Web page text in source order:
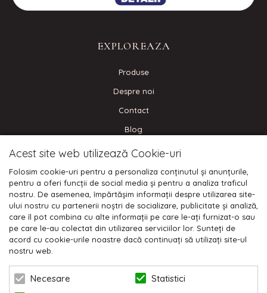
EXPLOREAZA
Produse
Despre noi
Contact
Blog
CONECTEAZA-TE
Plata cu cardul:
Acest site web utilizează Cookie-uri
Folosim cookie-uri pentru a personaliza conținutul și anunțurile,
pentru a oferi funcții de social media și pentru a analiza traficul
nostru. De asemenea, împărtășim informații despre utilizarea site-
ului nostru cu partenerii noștri de socializare, publicitate și analiză,
care îl pot combina cu alte informații pe care le-ați furnizat-o sau
pe care le-au colectat din utilizarea serviciilor lor. Sunteți de
acord cu cookie-urile noastre dacă continuați să utilizați site-ul
nostru web.
Necesare
Statistici